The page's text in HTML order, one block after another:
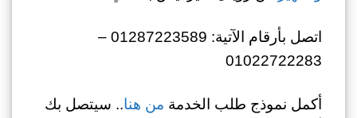
اتصل بأرقام الآتية: 01287223589 –
01022722283
أكمل نموذج طلب الخدمة من هنا.. سيتصل بك